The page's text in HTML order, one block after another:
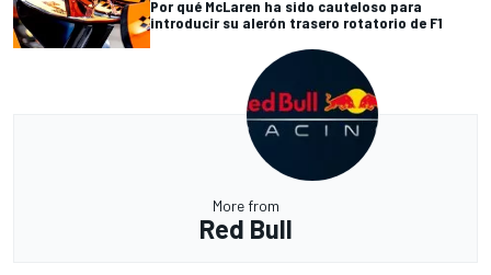
Por qué McLaren ha sido cauteloso para
introducir su alerón trasero rotatorio de F1
More from
Red Bull